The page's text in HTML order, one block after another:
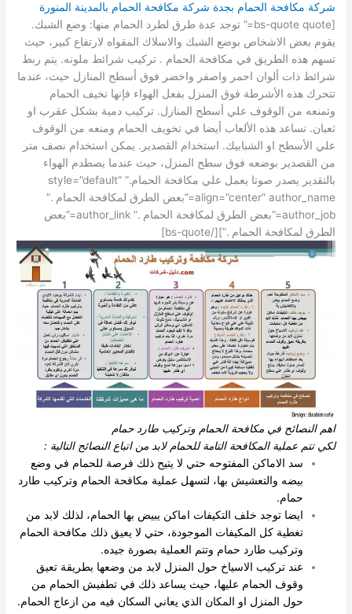
شركة مكافحة الحمام بجدة شركة مكافحة الحمام بالمدينة المنورة
[bs-quote quote=” توجد عدة طرق لطرد الحمام منها: وضع الشبك.
يقوم بعض الاشخاص بوضع الشبك والاسلاك المقواه لارتفاع كبير، حيث
تسهم هذه الطريق في مكافحة الحمام . تركيب شرائط ملونه. يتم ربط
شرائط ذات ألوان احمر واصفر واخضر فوق أسطح المنازل حيث، عندما
تتحرك هذه الأشرطة فوق المنزل بفعل الهواء فإنها تخيف الحمام
وتمنعه من الوقوف علي أسطح المنازل. تركيب دمية بشكل عقرب او
ثعبان. تساعد هذه الألعاب أيضا في تخويف الحمام ومنعه من الوقوف
علي الأسطح او الشبابيك. استخدام القصدير. يمكن استخدام نصف متر
من القصدير بوضعه فوق سطح المنزل، حيث عندما يصطدم الهواء
بالتقدير يصدر صوتا يعمل علي مكافحة الحمام.” style=”default”
align=”center” author_name=”بعض الطرق لمكافحة الحمام .”
author_job=”بعض الطرق لمكافحة الحمام .” author_link=”بعض
الطرق لمكافحة الحمام .”][/bs-quote]
اهم النصائح في مكافحة الحمام وتركيب طارد حمام
لكي تتم عملية المكافحة التامة للحمام لابد من اتباع النصائح التالية :
سد الاماكن المفتوحه حتي لا يتيح ذلك فرصة للحمام في وضع
بيضه والتعشيش بها، لتسهل عملية مكافحة الحمام وتركيب طارد
حمام.
ايضا توجد خلف التكيفات اماكن يبيض بها الحمام، لذلك لابد من
تغطية كل المكيفات الموجودة، حتي لا يعيق ذلك مكافحة الحمام
وتركيب طارد حمام وتتم العملية بصورة جيده.
عند تركيب الاسياخ حول المنزل لابد من وضعها بطريقة تعيق
وقوف الحمام عليها، حيث يساعد ذلك في تطفيش الحمام من
حول المنزل او المكان الذي يعاني السكان فيه من ازعاج الحمام.